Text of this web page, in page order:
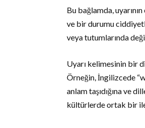
Bu bağlamda,
ve bir durumu
veya tutumlarında
Uyarı kelimesinin bir
Örneğin, İngilizcede
anlam taşıdığına ve
kültürlerde ortak bir